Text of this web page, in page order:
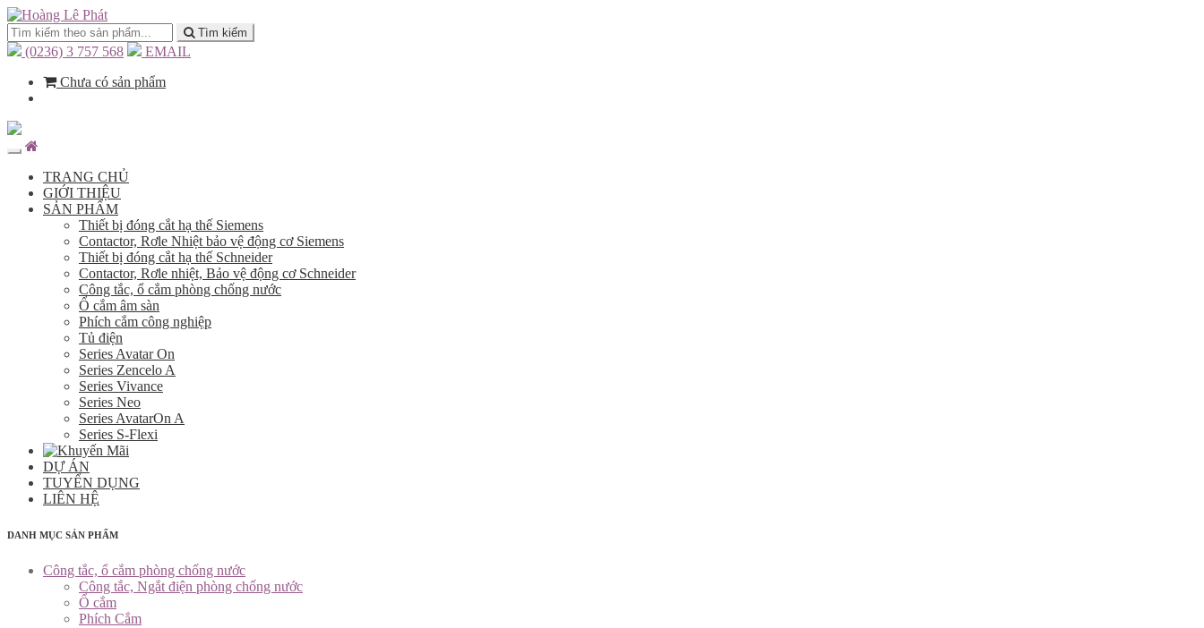
Tìm kiếm
(0236) 3 757 568
EMAIL
Chưa có sản phẩm
TRANG CHỦ
GIỚI THIỆU
SẢN PHẨM
Thiết bị đóng cắt hạ thế Siemens
Contactor, Rơle Nhiệt bảo vệ động cơ Siemens
Thiết bị đóng cắt hạ thế Schneider
Contactor, Rơle nhiệt, Bảo vệ động cơ Schneider
Công tắc, ổ cắm phòng chống nước
Ổ cắm âm sàn
Phích cắm công nghiệp
Tủ điện
Series Avatar On
Series Zencelo A
Series Vivance
Series Neo
Series AvatarOn A
Series S-Flexi
DỰ ÁN
TUYỂN DỤNG
LIÊN HỆ
DANH MỤC SẢN PHẨM
Công tắc, ổ cắm phòng chống nước
Công tắc, Ngắt điện phòng chống nước
Ổ cắm
Phích Cắm